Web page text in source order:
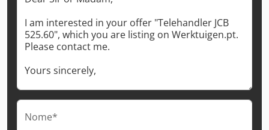
Nome*